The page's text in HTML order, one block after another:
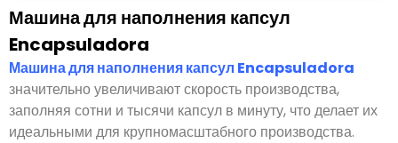
Машина для наполнения капсул
Encapsuladora
Машина для наполнения капсул Encapsuladora
значительно увеличивают скорость производства,
заполняя сотни и тысячи капсул в минуту, что делает их
идеальными для крупномасштабного производства.